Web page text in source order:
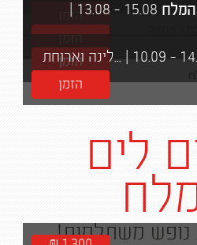
הזמן
הזמן
המלח 13.08 - 15.08
הזמן 10.09 -
לינה וארוחת...
הזמן
לים
נופש משתלמות!